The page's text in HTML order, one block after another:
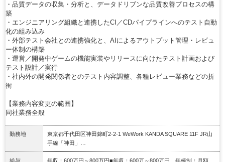
・品質データの収集・分析と、データドリブンな品質改善プロセスの構
築
・エンジニアリング組織と連携したCI／CDパイプラインへのテスト自動
化の組み込み
・外部テスト会社との連携強化と、AIによるアウトプット管理・レビュ
ー体制の構築
・運営／開発中ゲームの機能実装やリリースに向けたテスト計画および
テスト設計／実行
・社内外の開発関係者とのテスト内容調整、各種レビュー業務などの折
衝
【業務内容変更の範囲】
同社業務全般
勤務地
東京都千代田区神田錦町2-2-1 WeWork KANDA SQUARE 11F JR山
手線「神田」…
給与
年収：600万円～800万円■年収：600万～800万円 年棒制：月額